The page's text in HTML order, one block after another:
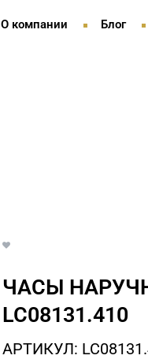
О компании Блог
ЧАСЫ
LC08131.410
АРТИКУЛ: